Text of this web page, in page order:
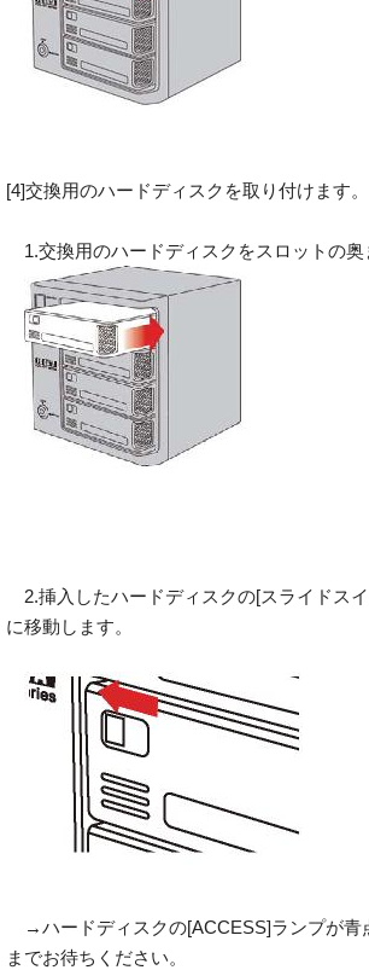
[4]交換用のハードディスクを取り付けます。
1.交換用のハードディスクをスロットの奥
2.挿入したハードディスクの[スライドス
に移動します。
→ハードディスクの[ACCESS]ランプが青
までお待ちください。